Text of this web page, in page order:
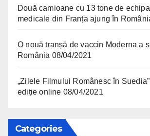
Două camioane cu 13 tone de
medicale din Franța ajung în
O nouă tranșă de vaccin Moderna a
România 08/04/2021
„Zilele Filmului Românesc în
ediție online 08/04/2021
Categories